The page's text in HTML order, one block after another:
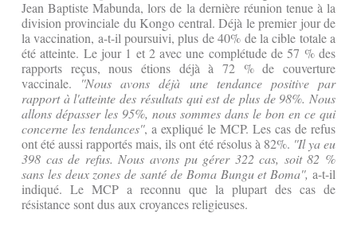
Jean Baptiste Mabunda, lors de la dernière réunion tenue à la
division provinciale du Kongo central. Déjà le premier jour de
la vaccination, a-t-il poursuivi, plus de 40% de la cible totale a
été atteinte. Le jour 1 et 2 avec une complétude de 57 % des
rapports reçus, nous étions déjà à 72 % de couverture
vaccinale. ''Nous avons déjà une tendance positive par
rapport à l'atteinte des résultats qui est de plus de 98%. Nous
allons dépasser les 95%, nous sommes dans le bon en ce qui
concerne les tendances'', a expliqué le MCP. Les cas de refus
ont été aussi rapportés mais, ils ont été résolus à 82%. ''Il ya eu
398 cas de refus. Nous avons pu gérer 322 cas, soit 82 %
sans les deux zones de santé de Boma Bungu et Boma'', a-t-il
indiqué. Le MCP a reconnu que la plupart des cas de
résistance sont dus aux croyances religieuses.